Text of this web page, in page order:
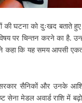
की घटना को दुःखद
पर चिन्तन करने का है.
कि यह समय आपसी एकता
सैनिकों और उनके
सेना मेडल अवार्ड राशि